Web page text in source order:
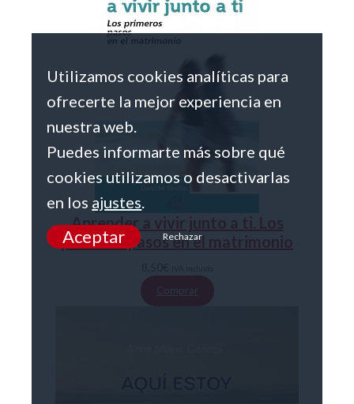
Aprender a vivir junto a ti. Los
primeros pasos en el matrimonio
Comprar
Utilizamos cookies analíticas para
ofrecerte la mejor experiencia en
nuestra web.
Puedes informarte más sobre qué
cookies utilizamos o desactivarlas
en los ajustes.
Aceptar Rechazar